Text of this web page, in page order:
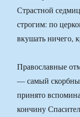
Страстной
строгим: по
вкушать ничего,
Православные
— самый
принято
кончину